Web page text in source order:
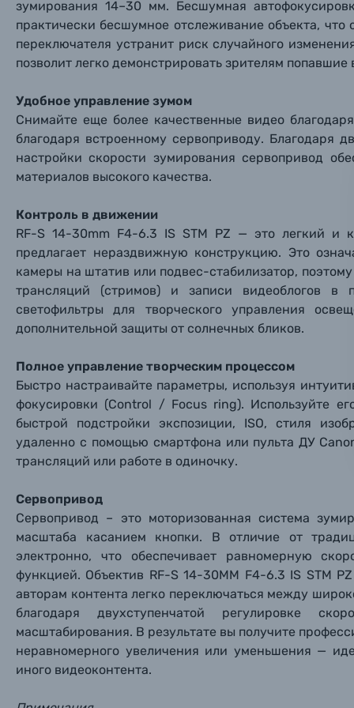
Мы
Тема
Ваш
Мы
Тема
Ваш
Фотокамеры моментальной печати
Видеокамеры
Объективы для фотоаппаратов
Вспышки для фотоаппаратов
Оптические приборы
Электроника
Материалы
Осветительное оборудование
Фоторамки
Фотоальбомы
Книги о фотографии, альбомы известных
Солнцезащитные очки
Б/У фототехника (Комиссионные товары)
Уценённые товары
Заказ
Вами с
Имя*
Номер
зумирования 14–30 мм. Бесшумная
практически бесшумное отслеживание объекта,
переключателя устранит риск случайного
позволит легко демонстрировать зрителям попавшие
Удобное управление зумом
Снимайте еще более качественные видео
благодаря встроенному сервоприводу. Благодаря
настройки скорости зумирования сервопривод
материалов высокого качества.
Контроль в движении
RF-S 14-30mm F4-6.3 IS STM PZ — это легкий и
предлагает нераздвижную конструкцию. Это
камеры на штатив или подвес-стабилизатор,
трансляций (стримов) и записи видеоблогов
светофильтры для творческого управления
дополнительной защиты от солнечных бликов.
Полное управление творческим процессом
Быстро настраивайте параметры, используя
фокусировки (Control / Focus ring). Используйте
быстрой подстройки экспозиции, ISO, стиля
удаленно с помощью смартфона или пульта ДУ
трансляций или работе в одиночку.
Сервопривод
Сервопривод – это моторизованная система
масштаба касанием кнопки. В отличие от
электронно, что обеспечивает равномерную
функцией. Объектив RF-S 14-30MM F4-6.3 IS STM
авторам контента легко переключаться между
благодаря двухступенчатой регулировке
масштабирования. В результате вы получите
неравномерного увеличения или уменьшения —
иного видеоконтента.
Мы
Тема
Ваш